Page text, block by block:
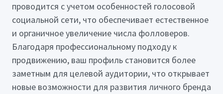
проводится с учетом особенностей голосовой
социальной сети, что обеспечивает естественное
и органичное увеличение числа фолловеров.
Благодаря профессиональному подходу к
продвижению, ваш профиль становится более
заметным для целевой аудитории, что открывает
новые возможности для развития личного бренда